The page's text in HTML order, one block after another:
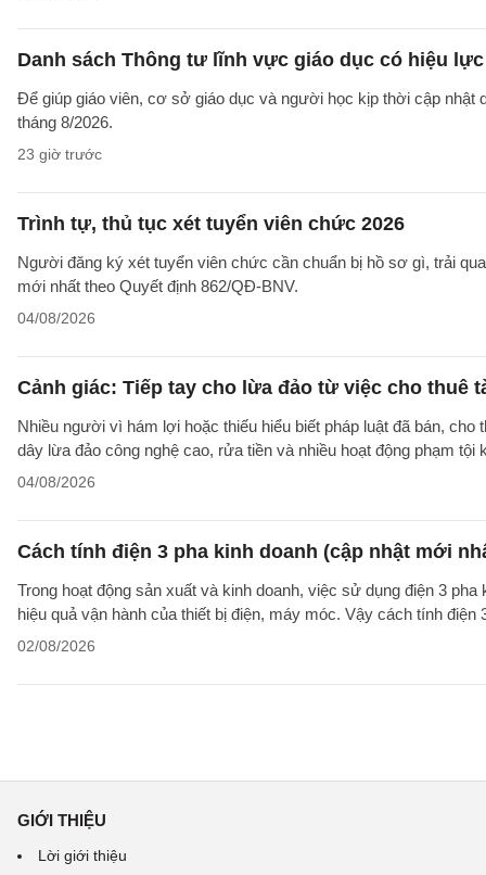
Danh sách Thông tư lĩnh vực giáo dục có hiệu
Để giúp giáo viên, cơ sở giáo dục và người học kịp thời cập
tháng 8/2026.
23 giờ trước
Trình tự, thủ tục xét tuyển viên chức 2026
Người đăng ký xét tuyển viên chức cần chuẩn bị hồ sơ gì, trải
mới nhất theo Quyết định 862/QĐ-BNV.
04/08/2026
Cảnh giác: Tiếp tay cho lừa đảo từ việc cho thuê
Nhiều người vì hám lợi hoặc thiếu hiểu biết pháp luật đã bán,
dây lừa đảo công nghệ cao, rửa tiền và nhiều hoạt động phạm tội
04/08/2026
Cách tính điện 3 pha kinh doanh (cập nhật mới
Trong hoạt động sản xuất và kinh doanh, việc sử dụng điện 3
hiệu quả vận hành của thiết bị điện, máy móc. Vậy cách tính điện
02/08/2026
GIỚI THIỆU
Lời giới thiệu